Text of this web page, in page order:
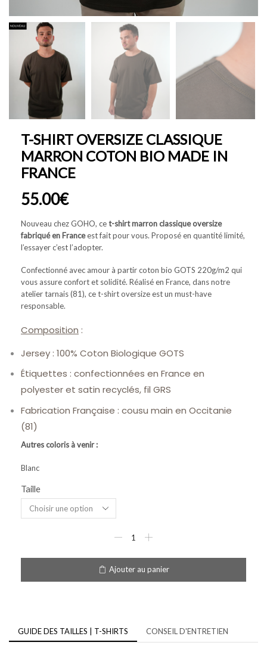
T-SHIRT OVERSIZE CLASSIQUE
MARRON COTON BIO MADE IN
FRANCE
55.00€
Nouveau chez GOHO, cet-shirt marron classique oversize
fabriqué en Franceest fait pour vous. Proposé en quantité limité,
l’essayer c’est l’adopter.
Confectionné avec amour à partir coton bio GOTS 220g/m2 qui
vous assure confort et solidité. Réalisé en France, dans notre
atelier tarnais (81), ce t-shirt oversize est un must-have
responsable.
Composition :
Jersey : 100% Coton Biologique GOTS
Étiquettes : confectionnées en France en
polyester et satin recyclés, fil GRS
Fabrication Française : cousu main en Occitanie
(81)
Autres coloris à venir :
Blanc
Taille
Ajouter au panier
GUIDE DES TAILLES | T-SHIRTS CONSEIL D'ENTRETIEN